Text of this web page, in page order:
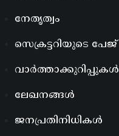
നേതൃത്വം
സെക്രട്ടറിയുടെ പേജ്
വാർത്താക്കുറിപ്പുകൾ
ലേഖനങ്ങൾ
ജനപ്രതിനിധികൾ